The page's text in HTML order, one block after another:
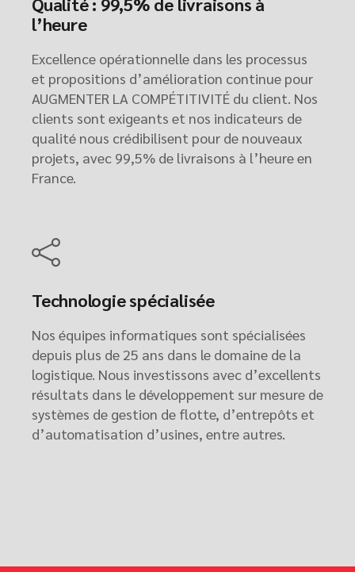
l’heure
Excellence opérationnelle dans les processus
et propositions d’amélioration continue pour
AUGMENTER LA COMPÉTITIVITÉ du client. Nos
clients sont exigeants et nos indicateurs de
qualité nous crédibilisent pour de nouveaux
projets, avec 99,5% de livraisons à l’heure en
France.
Technologie spécialisée
Nos équipes informatiques sont spécialisées
depuis plus de 25 ans dans le domaine de la
logistique. Nous investissons avec d’excellents
résultats dans le développement sur mesure de
systèmes de gestion de flotte, d’entrepôts et
d’automatisation d’usines, entre autres.